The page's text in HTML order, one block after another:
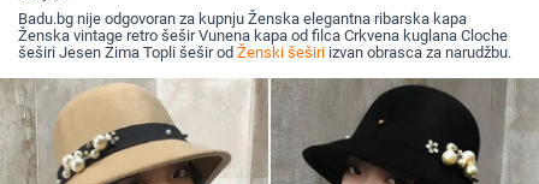
Badu.bg nije odgovoran za kupnju Ženska elegantna ribarska kapa
Ženska vintage retro šešir Vunena kapa od filca Crkvena kuglana Cloche
šeširi Jesen Zima Topli šešir od Ženski šeširi izvan obrasca za narudžbu.